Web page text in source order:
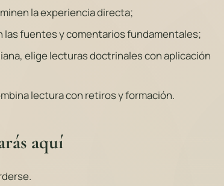
la experiencia directa;
las fuentes y comentarios fundamentales;
elige lecturas doctrinales con aplicación
lectura con retiros y formación.
aquí